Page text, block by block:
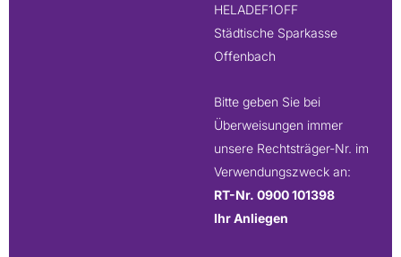
HELADEF1OFF
Städtische Sparkasse
Offenbach
Bitte geben Sie bei
Überweisungen immer
unsere Rechtsträger-Nr. im
Verwendungszweck an:
RT-Nr. 0900 101398
Ihr Anliegen